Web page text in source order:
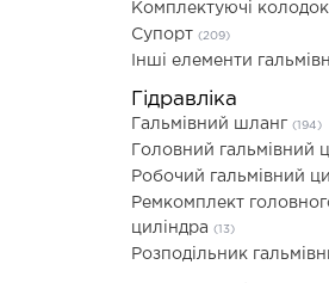
Комплектуючі колодок
Супорт (209)
Інші елементи
Гідравліка
Гальмівний шланг (194)
Головний гальмівний
Робочий гальмівний
Ремкомплект
циліндра (13)
Розподільник